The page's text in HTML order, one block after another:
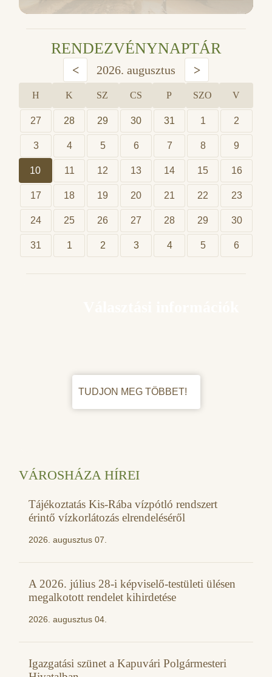
RENDEZVÉNYNAPTÁR
< 2026. augusztus >
H K SZ CS P SZO V
27 28 29 30 31 1 2
3 4 5 6 7 8 9
10 11 12 13 14 15 16
17 18 19 20 21 22 23
24 25 26 27 28 29 30
31 1 2 3 4 5 6
TUDJON MEG TÖBBET!
VÁROSHÁZA HÍREI
Tájékoztatás Kis-Rába vízpótló rendszert
érintő vízkorlátozás elrendeléséről
2026. augusztus 07.
A 2026. július 28-i képviselő-testületi ülésen
megalkotott rendelet kihirdetése
2026. augusztus 04.
Igazgatási szünet a Kapuvári Polgármesteri